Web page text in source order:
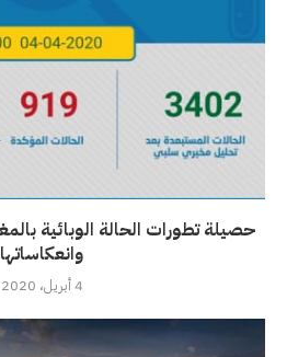
وانعكاساتها
4 أبريل، 2020